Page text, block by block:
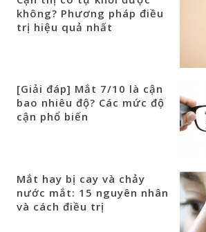
không? Phương pháp điều
trị hiệu quả nhất
[Giải đáp] Mắt 7/10 là cận
bao nhiêu độ? Các mức độ
cận phổ biến
Mắt hay bị cay và chảy
nước mắt: 15 nguyên nhân
và cách điều trị